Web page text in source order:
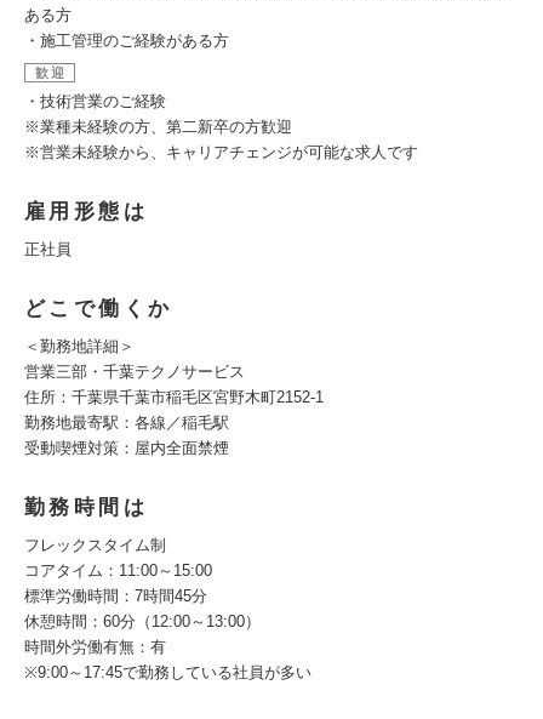
ある方
・施工管理のご経験がある方
歓迎
・技術営業のご経験
※業種未経験の方、第二新卒の方歓迎
※営業未経験から、キャリアチェンジが可能な求人です
雇用形態は
正社員
どこで働くか
＜勤務地詳細＞
営業三部・千葉テクノサービス
住所：千葉県千葉市稲毛区宮野木町2152-1
勤務地最寄駅：各線／稲毛駅
受動喫煙対策：屋内全面禁煙
勤務時間は
フレックスタイム制
コアタイム：11:00～15:00
標準労働時間：7時間45分
休憩時間：60分（12:00～13:00）
時間外労働有無：有
※9:00～17:45で勤務している社員が多い